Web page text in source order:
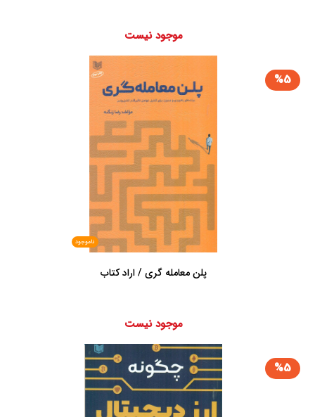
موجود نیست
%5
ناموجود
پلن معامله گری / اراد کتاب
موجود نیست
%5